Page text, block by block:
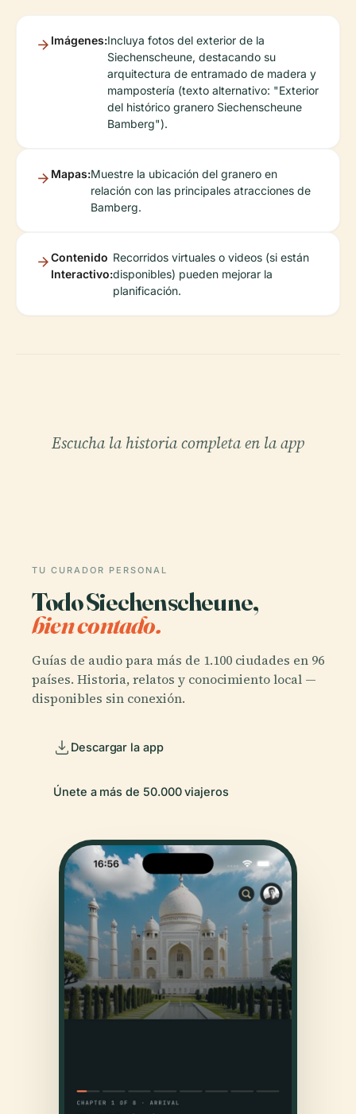
Imágenes:Incluya fotos del exterior de la
Siechenscheune, destacando su
arquitectura de entramado de madera y
mampostería (texto alternativo: "Exterior
del histórico granero Siechenscheune
Bamberg").
Mapas:Muestre la ubicación del granero en
relación con las principales atracciones de
Bamberg.
Contenido
Interactivo:
Recorridos virtuales o videos (si están
disponibles) pueden mejorar la
planificación.
Escucha la historia completa en la app
TU CURADOR PERSONAL
Todo Siechenscheune,
bien contado.
Guías de audio para más de 1.100 ciudades en 96
países. Historia, relatos y conocimiento local —
disponibles sin conexión.
Descargar la app
Únete a más de 50.000 viajeros